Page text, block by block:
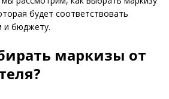
будет соответствовать
и бюджету.
маркизы от